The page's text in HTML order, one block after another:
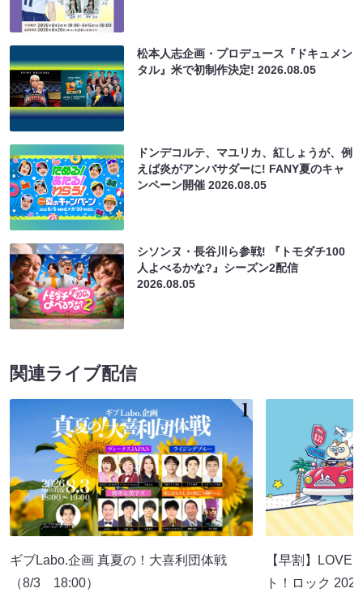
松本人志企画・プロデュース『ドキュメン
タル』米で初制作決定!2026.08.05
ドンデコルテ、マユリカ、紅しょうが、例
えば炎がアンバサダーに! FANY夏のキャ
ンペーン開催2026.08.05
シソンヌ・長谷川ら参戦! 『トモダチ100
人よべるかな?』シーズン2配信
2026.08.05
関連ライブ配信
ギブLabo.企画 真夏の！大喜利団体戦
（8/3 18:00）
【早割】LOVE
ト！ロック